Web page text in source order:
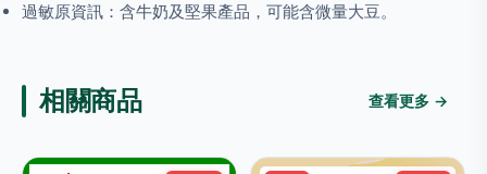
過敏原資訊：含牛奶及堅果產品，可能含微量大豆。
相關商品 查看更多 →